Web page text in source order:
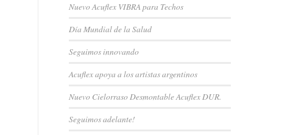
Nuevo Acuflex VIBRA para Techos
Día Mundial de la Salud
Seguimos innovando
Acuflex apoya a los artistas argentinos
Nuevo Cielorraso Desmontable Acuflex DUR.
Seguimos adelante!